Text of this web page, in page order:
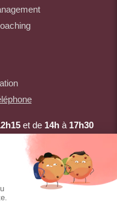
et de 14hà 17h30